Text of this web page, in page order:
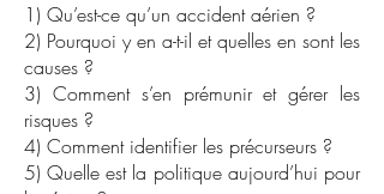
1) Qu’est-ce qu’un accident aérien ?
2) Pourquoi y en a-t-il et quelles en sont les
causes ?
3) Comment s’en prémunir et gérer les
risques ?
4) Comment identifier les précurseurs ?
5) Quelle est la politique aujourd’hui pour